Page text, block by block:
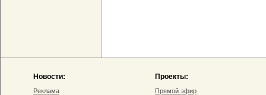
Новости:
Реклама
Проекты:
Прямой эфир